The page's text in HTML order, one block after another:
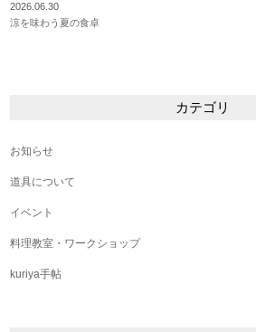
2026.06.30
涼を味わう夏の食卓
カテゴリ
お知らせ
道具について
イベント
料理教室・ワークショップ
kuriya手帖